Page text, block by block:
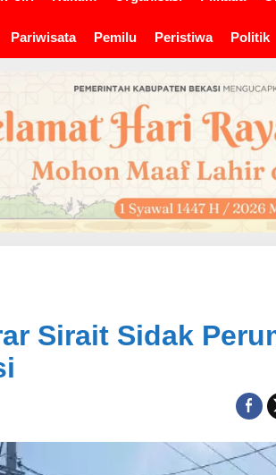
Pariwisata Pemilu Peristiwa Politik
Sirait Sidak